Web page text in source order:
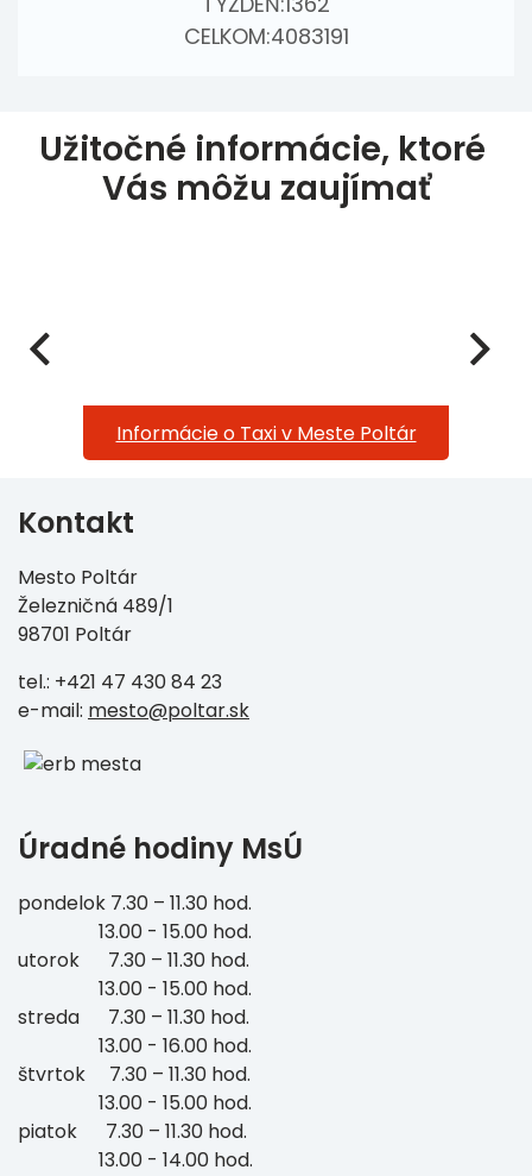
CELKOM:4083191
Užitočné informácie, ktoré
Vás môžu zaujímať
Informácie o Taxi v Meste Poltár
Kontakt
Mesto Poltár
Železničná 489/1
98701 Poltár
tel.: +421 47 430 84 23
e-mail: mesto@poltar.sk
Úradné hodiny MsÚ
pondelok 7.30 – 11.30 hod.
13.00 - 15.00 hod.
utorok 7.30 – 11.30 hod.
13.00 - 15.00 hod.
streda 7.30 – 11.30 hod.
13.00 - 16.00 hod.
štvrtok 7.30 – 11.30 hod.
13.00 - 15.00 hod.
piatok 7.30 – 11.30 hod.
13.00 - 14.00 hod.